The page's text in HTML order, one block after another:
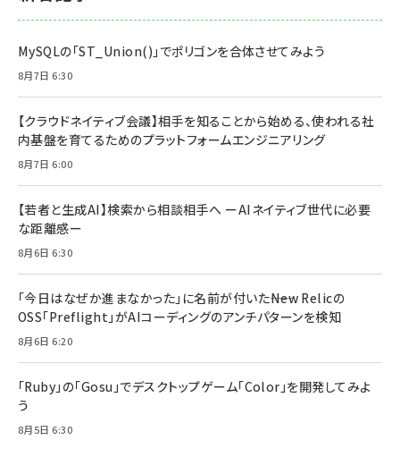
MySQLの「ST_Union()」でポリゴンを合体させてみよう
8月7日 6:30
【クラウドネイティブ会議】相手を知ることから始める、使われる社
内基盤を育てるためのプラットフォームエンジニアリング
8月7日 6:00
【若者と生成AI】検索から相談相手へ ーAIネイティブ世代に必要
な距離感ー
8月6日 6:30
「今日はなぜか進まなかった」に名前が付いた――New Relicの
OSS「Preflight」がAIコーディングのアンチパターンを検知
8月6日 6:20
「Ruby」の「Gosu」でデスクトップゲーム「Color」を開発してみよ
う
8月5日 6:30